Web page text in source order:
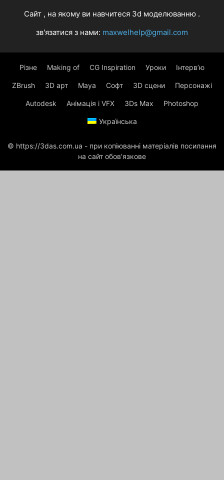
Cайт , на якому ви навчитеся 3d моделюванню .
зв'язатися з нами: maxwelhelp@gmail.com
Різне Making of CG Inspiration Уроки Інтерв’ю
ZBrush 3D арт Maya Софт 3D сцени Персонажі
Autodesk Анімація і VFX 3Ds Max Photoshop
Українська
© https://3das.com.ua - при копіюванні матеріалів посилання
на сайт обов'язкове